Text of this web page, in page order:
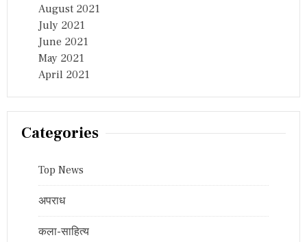
August 2021
July 2021
June 2021
May 2021
April 2021
Categories
Top News
अपराध
कला-साहित्य